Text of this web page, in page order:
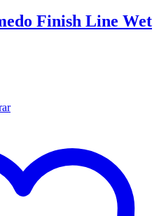
Finish Line Wet